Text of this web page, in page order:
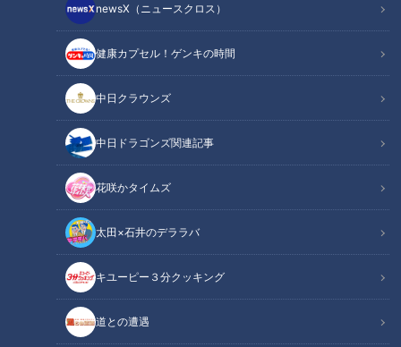
newsX（ニュースクロス）
健康カプセル！ゲンキの時間
中日クラウンズ
中日ドラゴンズ関連記事
花咲かタイムズ
太田×石井のデララバ
キユーピー３分クッキング
道との遭遇
記事に戻る
この記事の画像（全18枚）